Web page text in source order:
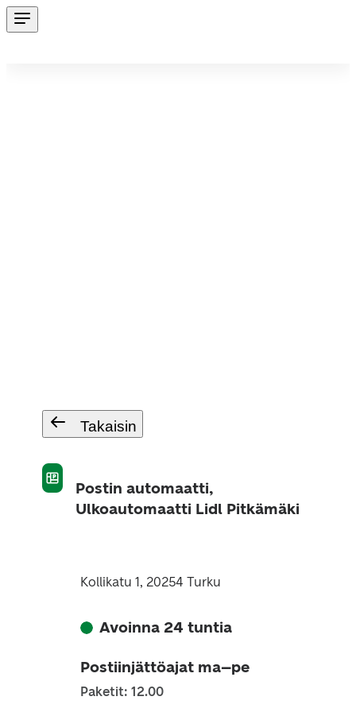
Takaisin
Postin automaatti,
Ulkoautomaatti Lidl Pitkämäki
Kollikatu 1, 20254 Turku
Avoinna 24 tuntia
Postiinjättöajat ma–pe
Paketit: 12.00